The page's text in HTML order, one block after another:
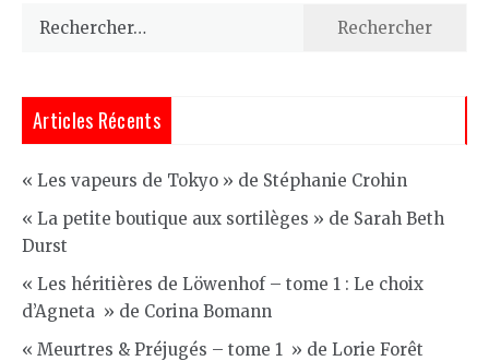
Rechercher :
Articles Récents
« Les vapeurs de Tokyo » de Stéphanie Crohin
« La petite boutique aux sortilèges » de Sarah Beth
Durst
« Les héritières de Löwenhof – tome 1 : Le choix
d’Agneta » de Corina Bomann
« Meurtres & Préjugés – tome 1 » de Lorie Forêt